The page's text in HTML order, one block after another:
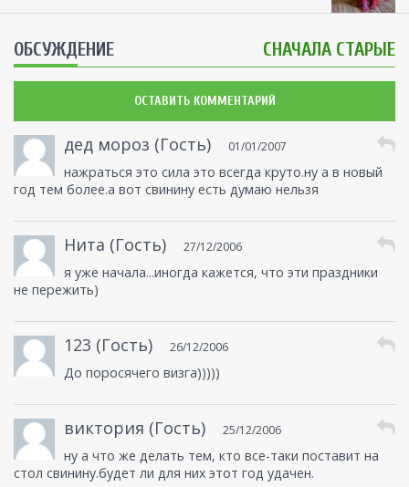
ОБСУЖДЕНИЕ СНАЧАЛА СТАРЫЕ
ОСТАВИТЬ КОММЕНТАРИЙ
дед мороз (Гость) 01/01/2007
нажраться это сила это всегда круто.ну а в новый
год тем более.а вот свинину есть думаю нельзя
Нита (Гость) 27/12/2006
я уже начала...иногда кажется, что эти праздники
не пережить)
123 (Гость) 26/12/2006
До поросячего визга)))))
виктория (Гость) 25/12/2006
ну а что же делать тем, кто все-таки поставит на
стол свинину.будет ли для них этот год удачен.